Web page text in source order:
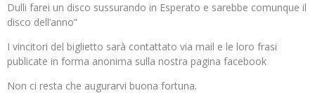
Dulli farei un disco sussurando in Esperato e sarebbe comunque il
disco dell’anno”
I vincitori del biglietto sarà contattato via mail e le loro frasi
publicate in forma anonima sulla nostra pagina facebook
Non ci resta che augurarvi buona fortuna.